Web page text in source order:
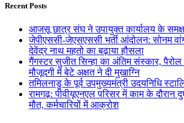
Recent Posts
आजसू छात्र संघ ने उपायुक्त कार्यालय के समक्ष
जेपीएससी-जेएसएससी भर्ती आंदोलन: सोनम
देवेंद्र नाथ महतो का बढ़ाया हौसला
गैंगस्टर सुजीत सिन्हा का अंतिम संस्कार, पैरोल
मौजूदगी में बेटे अक्षत ने दी मुखाग्नि
तमिलनाडु के पूर्व उपमुख्यमंत्री उदयनिधि
रामगढ़: पीवीयूएनएल परिसर में काम के दौरान
मौत, कर्मचारियों में आक्रोश